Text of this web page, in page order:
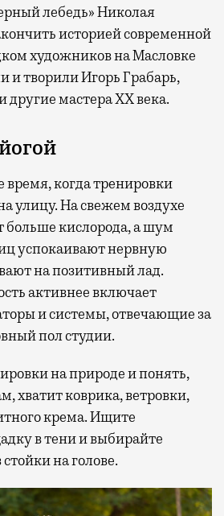
лебедь» Николая
историей современной
художников на Масловке
и творили Игорь Грабарь,
мастера XX века.
время, когда тренировки
улицу. На свежем воздухе
больше кислорода, а шум
успокаивают нервную
на позитивный лад.
активнее включает
и системы, отвечающие за
пол студии.
на природе и понять,
хватит коврика, ветровки,
крема. Ищите
в тени и выбирайте
на голове.